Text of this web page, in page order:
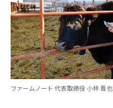
ファームノート 代表取締役 小林 晋也